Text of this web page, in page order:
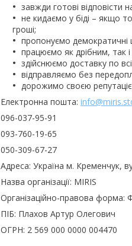
завжди готові
не кидаємо у біді – якщо
гроші;
пропонуємо демократичні
працюємо як дрібним, так
здійснюємо доставку по
відправляємо без
дорожимо своєю
Електронна пошта:
096-037-95-91
093-760-19-65
050-309-67-27
Адреса: Україна м. Кременчук,
Назва організації: MIRIS
Організаційно-правова форма:
ПІБ: Плахов Артур Олегович
ОГРН: 2 569 000 0000 004470